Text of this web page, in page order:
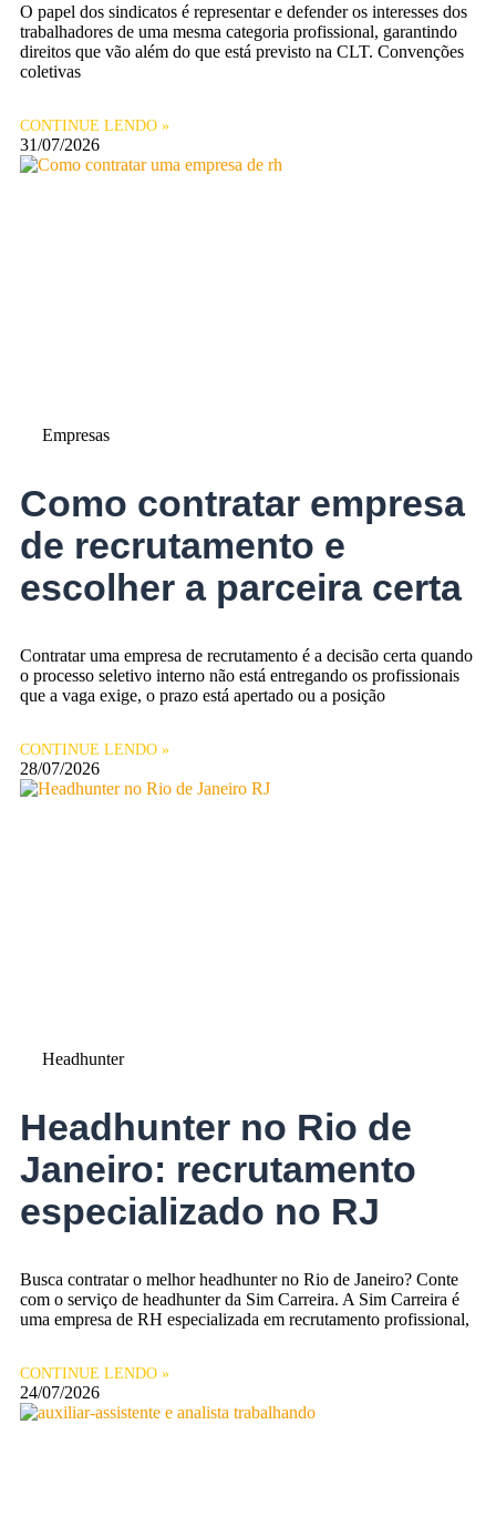
O papel dos sindicatos é representar e defender os interesses dos
trabalhadores de uma mesma categoria profissional, garantindo
direitos que vão além do que está previsto na CLT. Convenções
coletivas
CONTINUE LENDO »
31/07/2026
Empresas
Como contratar empresa
de recrutamento e
escolher a parceira certa
Contratar uma empresa de recrutamento é a decisão certa quando
o processo seletivo interno não está entregando os profissionais
que a vaga exige, o prazo está apertado ou a posição
CONTINUE LENDO »
28/07/2026
Headhunter
Headhunter no Rio de
Janeiro: recrutamento
especializado no RJ
Busca contratar o melhor headhunter no Rio de Janeiro? Conte
com o serviço de headhunter da Sim Carreira. A Sim Carreira é
uma empresa de RH especializada em recrutamento profissional,
CONTINUE LENDO »
24/07/2026